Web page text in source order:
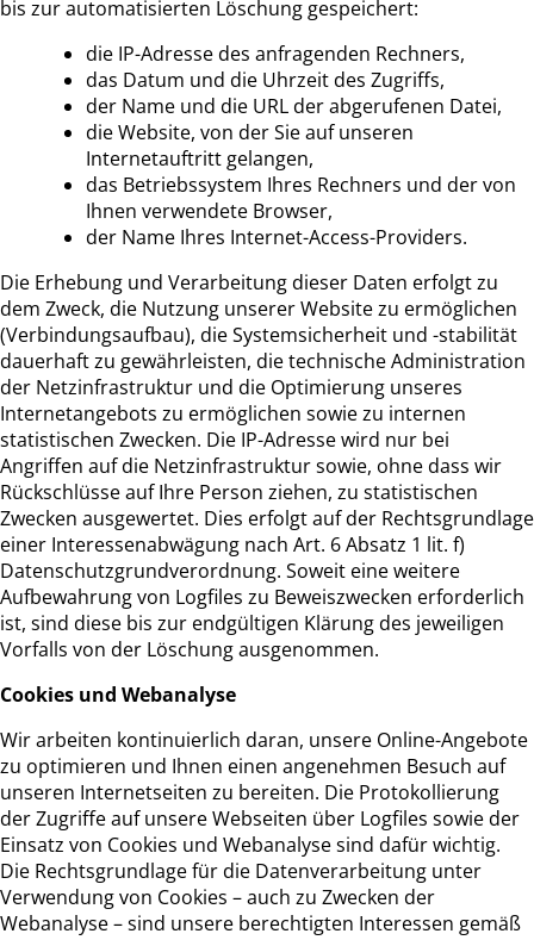
bis zur automatisierten Löschung gespeichert:
die IP-Adresse des anfragenden Rechners,
das Datum und die Uhrzeit des Zugriffs,
der Name und die URL der abgerufenen Datei,
die Website, von der Sie auf unseren
Internetauftritt gelangen,
das Betriebssystem Ihres Rechners und der von
Ihnen verwendete Browser,
der Name Ihres Internet-Access-Providers.
Die Erhebung und Verarbeitung dieser Daten erfolgt zu
dem Zweck, die Nutzung unserer Website zu ermöglichen
(Verbindungsaufbau), die Systemsicherheit und -stabilität
dauerhaft zu gewährleisten, die technische Administration
der Netzinfrastruktur und die Optimierung unseres
Internetangebots zu ermöglichen sowie zu internen
statistischen Zwecken. Die IP-Adresse wird nur bei
Angriffen auf die Netzinfrastruktur sowie, ohne dass wir
Rückschlüsse auf Ihre Person ziehen, zu statistischen
Zwecken ausgewertet. Dies erfolgt auf der Rechtsgrundlage
einer Interessenabwägung nach Art. 6 Absatz 1 lit. f)
Datenschutzgrundverordnung. Soweit eine weitere
Aufbewahrung von Logfiles zu Beweiszwecken erforderlich
ist, sind diese bis zur endgültigen Klärung des jeweiligen
Vorfalls von der Löschung ausgenommen.
Cookies und Webanalyse
Wir arbeiten kontinuierlich daran, unsere Online-Angebote
zu optimieren und Ihnen einen angenehmen Besuch auf
unseren Internetseiten zu bereiten. Die Protokollierung
der Zugriffe auf unsere Webseiten über Logfiles sowie der
Einsatz von Cookies und Webanalyse sind dafür wichtig.
Die Rechtsgrundlage für die Datenverarbeitung unter
Verwendung von Cookies – auch zu Zwecken der
Webanalyse – sind unsere berechtigten Interessen gemäß